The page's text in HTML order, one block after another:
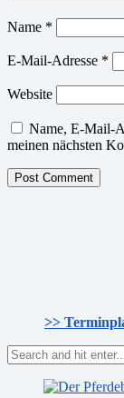
Name *
E-Mail-Adresse *
Website
Name, E-Mail-
meinen nächsten
>>